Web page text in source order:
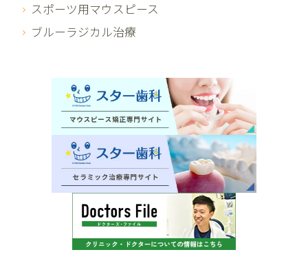
スポーツ用マウスピース
ブルーラジカル治療